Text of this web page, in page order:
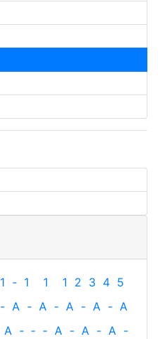
1 - 1 1 1 2 3 4 5
- A - A - A - A - A
A - ‐ - A - A - A -